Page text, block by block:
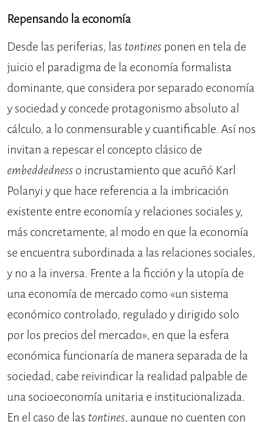
Repensando la economía
Desde las periferias, las tontines ponen en tela de
juicio el paradigma de la economía formalista
dominante, que considera por separado economía
y sociedad y concede protagonismo absoluto al
cálculo, a lo conmensurable y cuantificable. Así nos
invitan a repescar el concepto clásico de
embeddednesso incrustamiento que acuñó Karl
Polanyi y que hace referencia a la imbricación
existente entre economía y relaciones sociales y,
más concretamente, al modo en que la economía
se encuentra subordinada a las relaciones sociales,
y no a la inversa. Frente a la ficción y la utopía de
una economía de mercado como «un sistema
económico controlado, regulado y dirigido solo
por los precios del mercado», en que la esfera
económica funcionaría de manera separada de la
sociedad, cabe reivindicar la realidad palpable de
una socioeconomía unitaria e institucionalizada.
En el caso de las tontines, aunque no cuenten con